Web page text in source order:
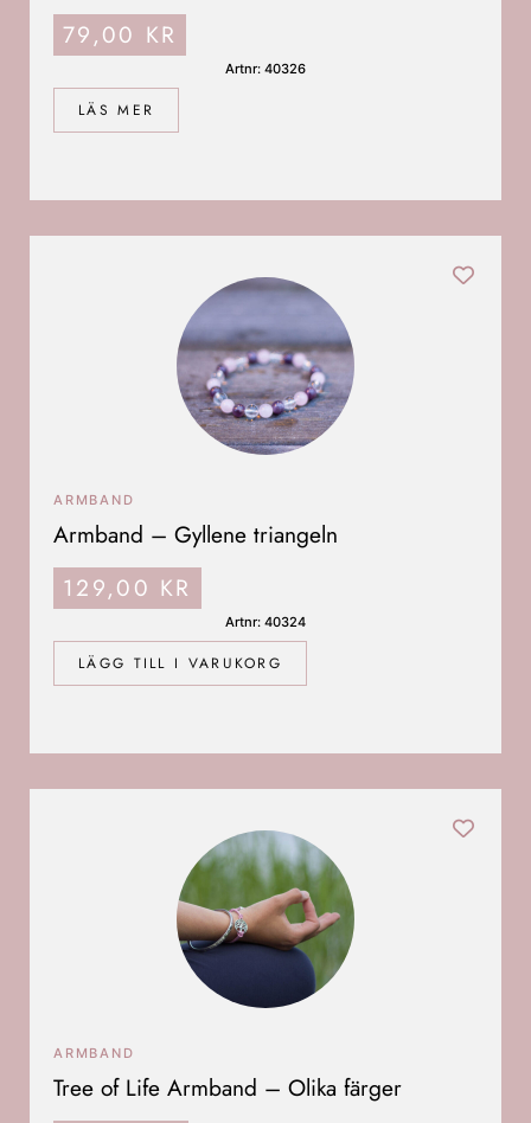
LÄS MER
79,00 KR
Artnr: 40326
LÄGG TILL I VARUKORG
ARMBAND
Armband – Gyllene triangeln
129,00 KR
Artnr: 40324
ARMBAND
Tree of Life Armband – Olika färger